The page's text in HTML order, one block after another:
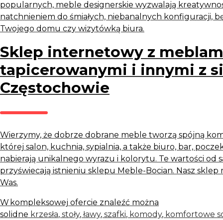
popularnych, meble designerskie wyzwalają
natchnieniem do śmiałych, niebanalnych konfiguracji,
Twojego domu czy wizytówką biura.
Sklep internetowy z
tapicerowanymi i innymi z
Częstochowie
Wierzymy, że dobrze dobrane meble tworzą spójną
której salon, kuchnia, sypialnia, a także biuro, bar,
nabierają unikalnego wyrazu i kolorytu. Te wartości od
przyświecają istnieniu sklepu Meble-Bocian. Nasz sklep
Was.
W kompleksowej ofercie znaleźć można
solidne krzesła, stoły, ławy, szafki, komody, komfortowe